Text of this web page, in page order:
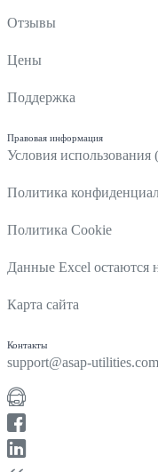
Отзывы
Цены
Поддержка
Правовая информация
Условия
Политика
Политика Cookie
Данные Excel остаются
Карта сайта
Контакты
support@asap-utilities.com